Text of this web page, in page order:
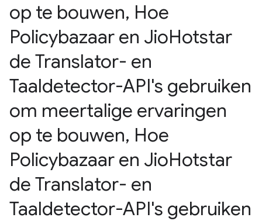
op te bouwen, Hoe
Policybazaar en JioHotstar
de Translator- en
Taaldetector-API's gebruiken
om meertalige ervaringen
op te bouwen, Hoe
Policybazaar en JioHotstar
de Translator- en
Taaldetector-API's gebruiken